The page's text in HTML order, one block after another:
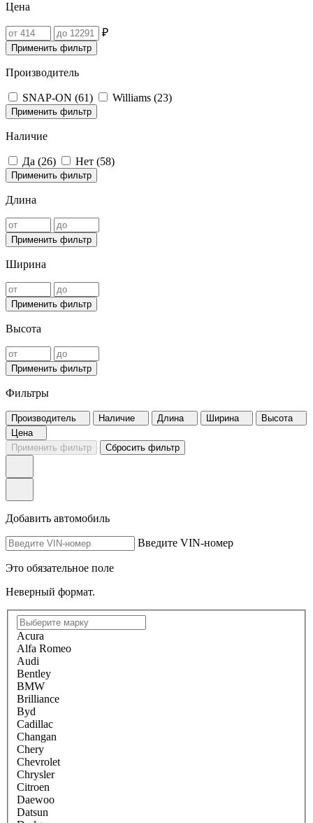
Цена
₽
Применить фильтр
Производитель
SNAP-ON (61) Williams (23)
Применить фильтр
Наличие
Да (26) Нет (58)
Применить фильтр
Длина
Применить фильтр
Ширина
Применить фильтр
Высота
Применить фильтр
Фильтры
Производитель Наличие Длина Ширина
Высота
Цена
Применить фильтр
Сбросить фильтр
Добавить автомобиль
Введите VIN-номер
Это обязательное поле
Неверный формат.
Acura
Alfa Romeo
Audi
Bentley
BMW
Brilliance
Byd
Cadillac
Changan
Chery
Chevrolet
Chrysler
Citroen
Daewoo
Datsun